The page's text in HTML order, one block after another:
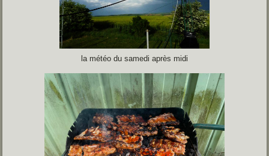
la météo du samedi après midi